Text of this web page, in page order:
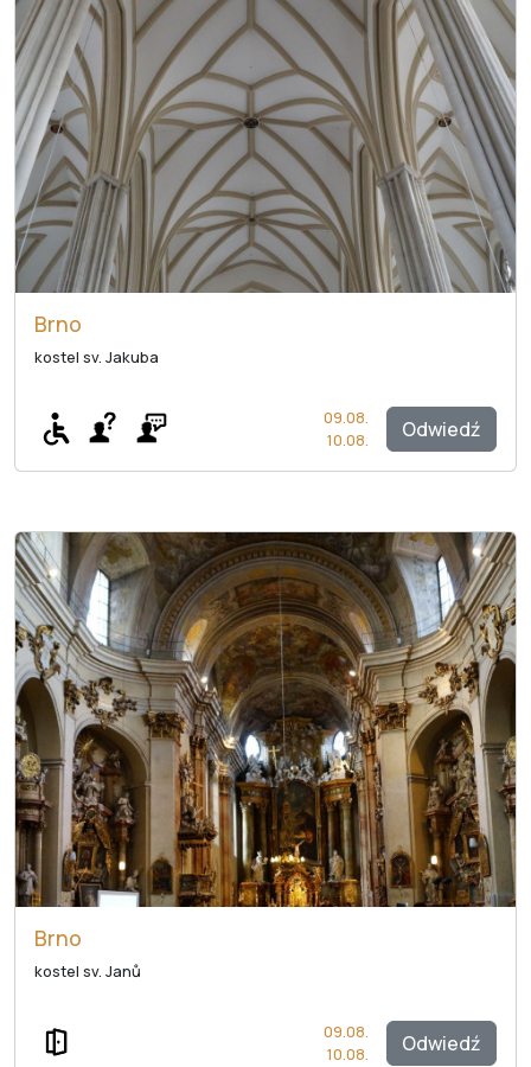
Brno
kostel sv. Jakuba
Odwiedź
09.08.
10.08.
Brno
kostel sv. Janů
Odwiedź
09.08.
10.08.